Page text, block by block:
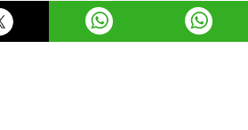
Bolsomaster economia
comercio crescimento